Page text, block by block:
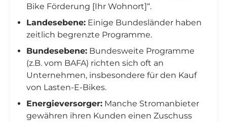
Bike Förderung [Ihr Wohnort]“.
Landesebene: Einige Bundesländer haben
zeitlich begrenzte Programme.
Bundesebene: Bundesweite Programme
(z.B. vom BAFA) richten sich oft an
Unternehmen, insbesondere für den Kauf
von Lasten-E-Bikes.
Energieversorger: Manche Stromanbieter
gewähren ihren Kunden einen Zuschuss